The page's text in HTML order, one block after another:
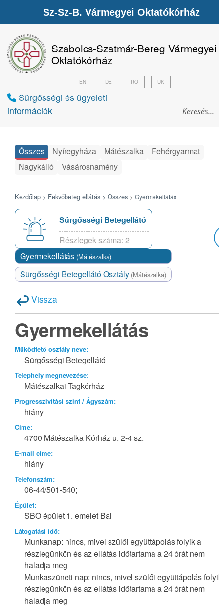
Szabolcs-Szatmár-Bereg Vármegyei
Oktatókórház
Sürgősségi és ügyeleti
információk
EN DE RO UK
Összes Nyíregyháza Mátészalka
Fehérgyarmat
Nagykálló
Vásárosnamény
Kezdőlap > Fekvőbeteg ellátás > Összes > Gyermekellátás
Sürgősségi Betegellátó
Részlegek száma: 2
Gyermekellátás (Mátészalka)
Sürgősségi Betegellátó Osztály (Mátészalka)
Vissza
Gyermekellátás
Működtető osztály neve:
Sürgősségi Betegellátó
Telephely megnevezése:
Mátészalkai Tagkórház
Progresszivitási szint / Ágyszám:
hiány
Címe:
4700 Mátészalka Kórház u. 2-4 sz.
E-mail címe:
hiány
Telefonszám:
06-44/501-540;
Épület:
SBO épület 1. emelet Bal
Látogatási idő:
Munkanap: nincs, mivel szülői együttápolás folyik a
részlegünkön és az ellátás időtartama a 24 órát nem
haladja meg
Munkaszüneti nap: nincs, mivel szülői együttápolás
részlegünkön és az ellátás időtartama a 24 órát nem
haladja meg
Sz-Sz-B. Vármegyei Oktatókórház